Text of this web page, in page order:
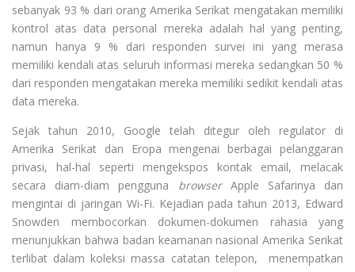
sebanyak 93 % dari orang Amerika Serikat mengatakan memiliki
kontrol atas data personal mereka adalah hal yang penting,
namun hanya 9 % dari responden survei ini yang merasa
memiliki kendali atas seluruh informasi mereka sedangkan 50 %
dari responden mengatakan mereka memiliki sedikit kendali atas
data mereka.
Sejak tahun 2010, Google telah ditegur oleh regulator di
Amerika Serikat dan Eropa mengenai berbagai pelanggaran
privasi, hal-hal seperti mengekspos kontak email, melacak
secara diam-diam pengguna browserApple Safarinya dan
mengintai di jaringan Wi-Fi. Kejadian pada tahun 2013, Edward
Snowden membocorkan dokumen-dokumen rahasia yang
menunjukkan bahwa badan keamanan nasional Amerika Serikat
terlibat dalam koleksi massa catatan telepon, menempatkan